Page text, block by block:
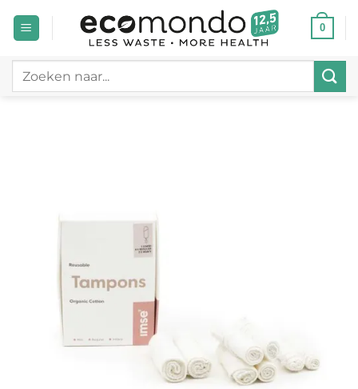
naar
0
Zoeken